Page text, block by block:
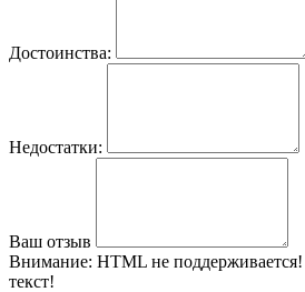
Достоинства:
Недостатки:
Ваш отзыв
Внимание: HTML не
текст!